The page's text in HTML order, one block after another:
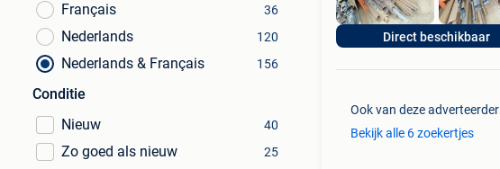
Français
36
Nederlands 120
Nederlands & Français 156
Conditie
Nieuw
40
Zo goed als nieuw 25
Direct beschikbaar
Ook van deze adverteerder
Bekijk alle 6 zoekertjes